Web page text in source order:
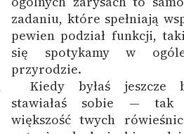
zadaniu, które spełniają
pewien podział funkcji,
się spotykamy w
przyrodzie.
Kiedy byłaś jeszcze
stawiałaś sobie — tak
większość twych